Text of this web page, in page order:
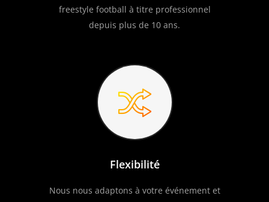
freestyle football à titre professionnel
depuis plus de 10 ans.
Flexibilité
Nous nous adaptons à votre événement et